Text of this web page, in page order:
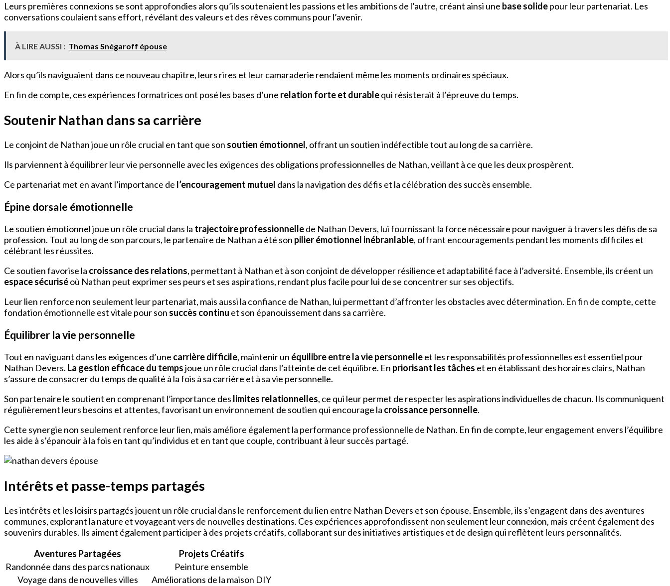
Leurs premières connexions se sont approfondies alors qu’ils soutenaient les passions et les ambitions de l’autre, créant ainsi une base solidepour leur partenariat. Les
conversations coulaient sans effort, révélant des valeurs et des rêves communs pour l’avenir.
À LIRE AUSSI : Thomas Snégaroff épouse
Alors qu’ils naviguaient dans ce nouveau chapitre, leurs rires et leur camaraderie rendaient même les moments ordinaires spéciaux.
En fin de compte, ces expériences formatrices ont posé les bases d’une relation forte et durablequi résisterait à l’épreuve du temps.
Soutenir Nathan dans sa carrière
Le conjoint de Nathan joue un rôle crucial en tant que son soutien émotionnel, offrant un soutien indéfectible tout au long de sa carrière.
Ils parviennent à équilibrer leur vie personnelle avec les exigences des obligations professionnelles de Nathan, veillant à ce que les deux prospèrent.
Ce partenariat met en avant l’importance de l’encouragement mutuel dans la navigation des défis et la célébration des succès ensemble.
Épine dorsale émotionnelle
Le soutien émotionnel joue un rôle crucial dans la trajectoire professionnellede Nathan Devers, lui fournissant la force nécessaire pour naviguer à travers les défis de sa
profession. Tout au long de son parcours, le partenaire de Nathan a été son pilier émotionnel inébranlable, offrant encouragements pendant les moments difficiles et
célébrant les réussites.
Ce soutien favorise la croissance des relations, permettant à Nathan et à son conjoint de développer résilience et adaptabilité face à l’adversité. Ensemble, ils créent un
espace sécuriséoù Nathan peut exprimer ses peurs et ses aspirations, rendant plus facile pour lui de se concentrer sur ses objectifs.
Leur lien renforce non seulement leur partenariat, mais aussi la confiance de Nathan, lui permettant d’affronter les obstacles avec détermination. En fin de compte, cette
fondation émotionnelle est vitale pour son succès continu et son épanouissement dans sa carrière.
Équilibrer la vie personnelle
Tout en naviguant dans les exigences d’une carrière difficile, maintenir un équilibre entre la vie personnelleet les responsabilités professionnelles est essentiel pour
Nathan Devers. La gestion efficace du tempsjoue un rôle crucial dans l’atteinte de cet équilibre. En priorisant les tâches et en établissant des horaires clairs, Nathan
s’assure de consacrer du temps de qualité à la fois à sa carrière et à sa vie personnelle.
Son partenaire le soutient en comprenant l’importance des limites relationnelles, ce qui leur permet de respecter les aspirations individuelles de chacun. Ils communiquent
régulièrement leurs besoins et attentes, favorisant un environnement de soutien qui encourage la croissance personnelle.
Cette synergie non seulement renforce leur lien, mais améliore également la performance professionnelle de Nathan. En fin de compte, leur engagement envers l’équilibre
les aide à s’épanouir à la fois en tant qu’individus et en tant que couple, contribuant à leur succès partagé.
Intérêts et passe-temps partagés
Les intérêts et les loisirs partagés jouent un rôle crucial dans le renforcement du lien entre Nathan Devers et son épouse. Ensemble, ils s’engagent dans des aventures
communes, explorant la nature et voyageant vers de nouvelles destinations. Ces expériences approfondissent non seulement leur connexion, mais créent également des
souvenirs durables. Ils aiment également participer à des projets créatifs, collaborant sur des initiatives artistiques et de design qui reflètent leurs personnalités.
Aventures Partagées
Projets Créatifs
Randonnée dans des parcs nationaux
Peinture ensemble
Voyage dans de nouvelles villes
Améliorations de la maison DIY